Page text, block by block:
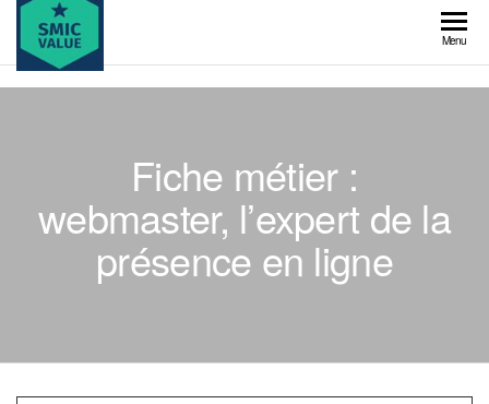
Skip
the
content
value
Menu
Fiche métier :
webmaster, l’expert de la
présence en ligne